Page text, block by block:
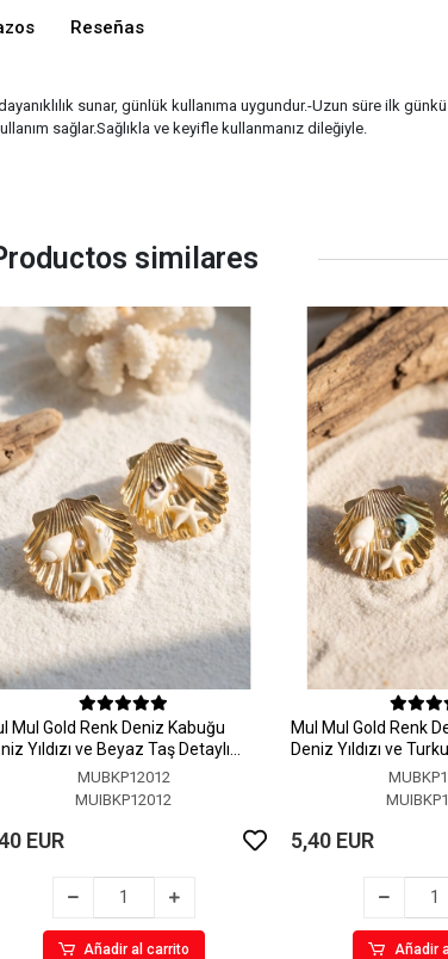
Reseñas
sunar, günlük kullanıma uygundur.-Uzun süre ilk
sağlar.Sağlıkla ve keyifle kullanmanız dileğiyle.
similares
MuI Gold Renk Deniz Kabuğu
Yıldızı ve Beyaz Taş Detaylı
MUBKP12012
MUIBKP12012
EUR
Añadir al carrito
MuI MuI Gold Renk
Deniz Yıldızı ve
5,40 EUR
Añadir